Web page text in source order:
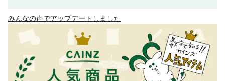
みんなの声でアップデートしました